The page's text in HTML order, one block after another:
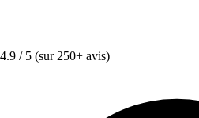
4.9 / 5 (sur 250+ avis)